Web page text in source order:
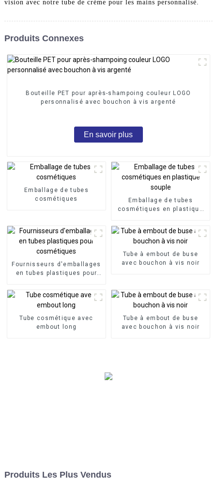
vision avec notre tube de crème pour les mains personnalisé.
Produits Connexes
Bouteille PET pour après-shampoing couleur LOGO
personnalisé avec bouchon à vis argenté
En savoir plus
Emballage de tubes
cosmétiques
Emballage de tubes
cosmétiques en plastique
Fournisseurs d'emballages
en tubes plastiques pour
Tube à embout de buse
avec bouchon à vis noir
Tube cosmétique avec
embout long
Tube à embout de buse
avec bouchon à vis noir
Produits Les Plus Vendus